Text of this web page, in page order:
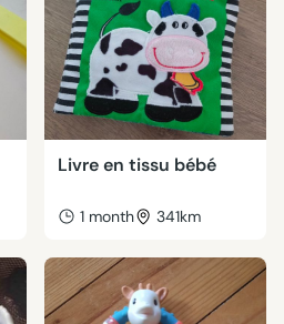
Livre en tissu bébé
1 month 341km